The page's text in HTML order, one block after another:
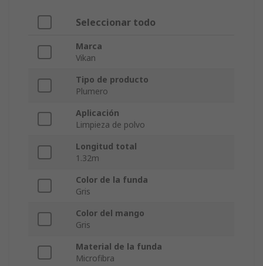
Seleccionar todo
Marca
Vikan
Tipo de producto
Plumero
Aplicación
Limpieza de polvo
Longitud total
1.32m
Color de la funda
Gris
Color del mango
Gris
Material de la funda
Microfibra